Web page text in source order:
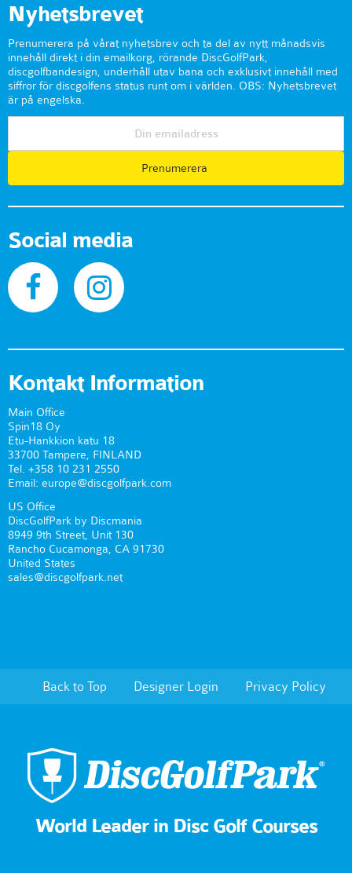
Nyhetsbrevet
Prenumerera på vårat nyhetsbrev och ta del av nytt månadsvis
innehåll direkt i din emailkorg, rörande DiscGolfPark,
discgolfbandesign, underhåll utav bana och exklusivt innehåll med
siffror för discgolfens status runt om i världen. OBS: Nyhetsbrevet
är på engelska.
Prenumerera
Social media
Kontakt Information
Main Office
Spin18 Oy
Etu-Hankkion katu 18
33700 Tampere, FINLAND
Tel. +358 10 231 2550
Email: europe@discgolfpark.com
US Office
DiscGolfPark by Discmania
8949 9th Street, Unit 130
Rancho Cucamonga, CA 91730
United States
sales@discgolfpark.net
Back to Top Designer Login Privacy Policy
World Leader in Disc Golf Courses